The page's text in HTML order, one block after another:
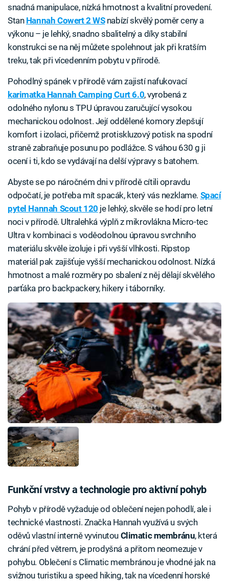
snadná manipulace, nízká hmotnost a kvalitní provedení.
Stan Hannah Cowert 2 WSnabízí skvělý poměr ceny a
výkonu – je lehký, snadno sbalitelný a díky stabilní
konstrukci se na něj můžete spolehnout jak při kratším
treku, tak při vícedenním pobytu v přírodě.
Pohodlný spánek v přírodě vám zajistí nafukovací
karimatka Hannah Camping Curt 6.0, vyrobená z
odolného nylonu s TPU úpravou zaručující vysokou
mechanickou odolnost. Její oddělené komory zlepšují
komfort i izolaci, přičemž protiskluzový potisk na spodní
straně zabraňuje posunu po podlážce. S váhou 630 g ji
ocení i ti, kdo se vydávají na delší výpravy s batohem.
Abyste se po náročném dni v přírodě cítili opravdu
odpočatí, je potřeba mít spacák, který vás nezklame. Spací
pytel Hannah Scout 120 je lehký, skvěle se hodí pro letní
noci v přírodě. Ultralehká výplň z mikrovlákna Micro-tec
Ultra v kombinaci s voděodolnou úpravou svrchního
materiálu skvěle izoluje i při vyšší vlhkosti. Ripstop
materiál pak zajišťuje vyšší mechanickou odolnost. Nízká
hmotnost a malé rozměry po sbalení z něj dělají skvělého
parťáka pro backpackery, hikery i táborníky.
Funkční vrstvy a technologie pro aktivní pohyb
Pohyb v přírodě vyžaduje od oblečení nejen pohodlí, ale i
technické vlastnosti. Značka Hannah využívá u svých
oděvů vlastní interně vyvinutou Climatic membránu, která
chrání před větrem, je prodyšná a přitom neomezuje v
pohybu. Oblečení s Climatic membránou je vhodné jak na
svižnou turistiku a speed hiking, tak na vícedenní horské